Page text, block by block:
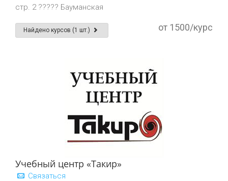
стр. 2 ????? Бауманская
Найдено курсов (1 шт.) от 1500/курс
Учебный центр «Такир»
Связаться